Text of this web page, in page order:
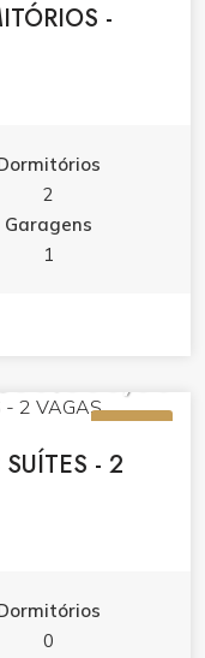
-
2
Garagens
1
VENDA
- 2
0